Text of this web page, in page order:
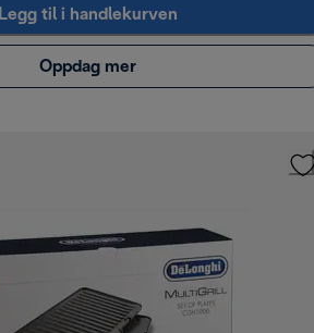
Legg til i handlekurven
Oppdag mer